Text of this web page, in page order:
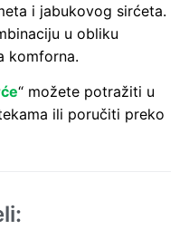
i jabukovog sirćeta.
u obliku
komforna.
“ možete potražiti u
ili poručiti preko